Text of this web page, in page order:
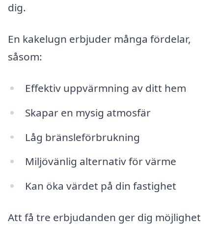
dig.
En kakelugn erbjuder många fördelar,
såsom:
Effektiv uppvärmning av ditt hem
Skapar en mysig atmosfär
Låg bränsleförbrukning
Miljövänlig alternativ för värme
Kan öka värdet på din fastighet
Att få tre erbjudanden ger dig möjlighet